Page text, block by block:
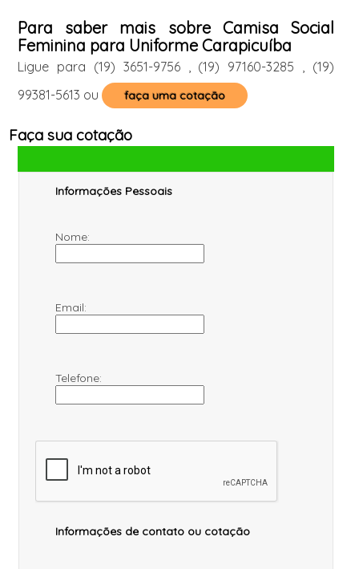
Para saber mais sobre Camisa Social
Feminina para Uniforme Carapicuíba
Ligue para (19) 3651-9756 , (19) 97160-3285 , (19)
99381-5613 ou faça uma cotação
Faça sua cotação
Informações Pessoais
Nome:
Email:
Telefone:
Informações de contato ou cotação